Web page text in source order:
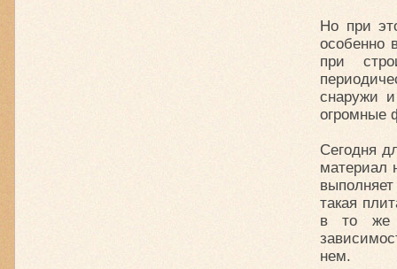
Но при
особенно
при
снаружи
огромные
Сегодня
материал
такая
в то же
нем.